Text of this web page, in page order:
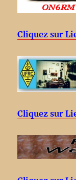
Cliquez sur
Cliquez sur